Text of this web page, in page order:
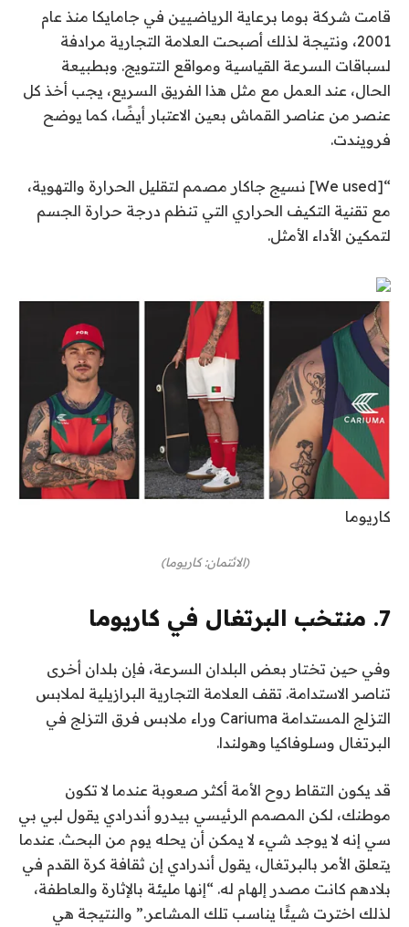
قامت شركة بوما برعاية الرياضيين في جامايكا منذ عام
2001، ونتيجة لذلك أصبحت العلامة التجارية مرادفة
لسباقات السرعة القياسية ومواقع التتويج. وبطبيعة
الحال، عند العمل مع مثل هذا الفريق السريع، يجب أخذ كل
عنصر من عناصر القماش بعين الاعتبار أيضًا، كما يوضح
فرويندت.
“[We used] نسيج جاكار مصمم لتقليل الحرارة والتهوية،
مع تقنية التكيف الحراري التي تنظم درجة حرارة الجسم
لتمكين الأداء الأمثل.
كاريوما
(الائتمان: كاريوما)
7. منتخب البرتغال في كاريوما
وفي حين تختار بعض البلدان السرعة، فإن بلدان أخرى
تناصر الاستدامة. تقف العلامة التجارية البرازيلية لملابس
التزلج المستدامة Cariuma وراء ملابس فرق التزلج في
البرتغال وسلوفاكيا وهولندا.
قد يكون التقاط روح الأمة أكثر صعوبة عندما لا تكون
موطنك، لكن المصمم الرئيسي بيدرو أندرادي يقول لبي بي
سي إنه لا يوجد شيء لا يمكن أن يحله يوم من البحث. عندما
يتعلق الأمر بالبرتغال، يقول أندرادي إن ثقافة كرة القدم في
بلادهم كانت مصدر إلهام له. “إنها مليئة بالإثارة والعاطفة،
لذلك اخترت شيئًا يناسب تلك المشاعر.” والنتيجة هي